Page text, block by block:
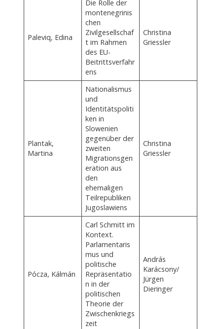
Paleviq, Edina
Die Rolle der
montenegrinis
chen
Zivilgesellschaf
t im Rahmen
des EU-
Beitrittsverfahr
ens
Christina
Griessler
Plantak,
Martina
Nationalismus
und
Identitätspoliti
ken in
Slowenien
gegenüber der
zweiten
Migrationsgen
eration aus
den
ehemaligen
Teilrepubliken
Jugoslawiens
Christina
Griessler
Pócza, Kálmán
Carl Schmitt im
Kontext.
Parlamentaris
mus und
politische
Repräsentatio
n in der
politischen
Theorie der
Zwischenkriegs
zeit
András
Karácsony/
Jürgen
Dieringer